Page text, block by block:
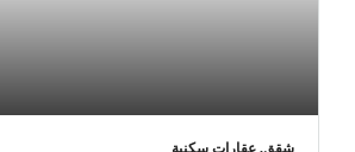
شقق, عقارات سكنية